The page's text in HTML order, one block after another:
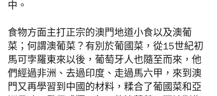
中。
食物方面主打正宗的澳門地道小食以及澳葡
菜；何謂澳葡菜？有別於葡國菜，從15世紀初
馬可孛羅東來以後，葡萄牙人也隨至而來，他
們經過非洲、去過印度、走過馬六甲，來到澳
門又再學習到中國的材料，糅合了葡國菜和亞